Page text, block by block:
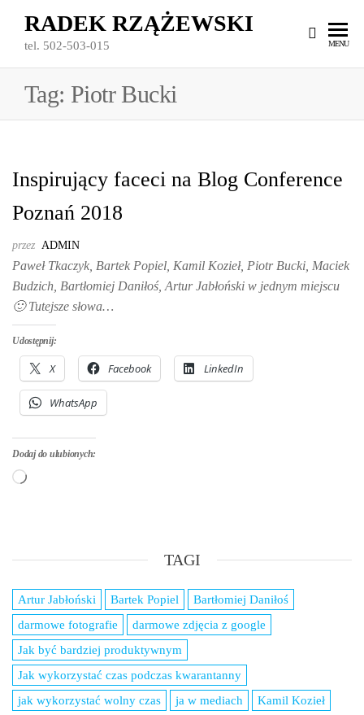
treści
RADEK RZĄŻEWSKI
tel. 502-503-015 MENU
Tag: Piotr Bucki
Inspirujący faceci na Blog Conference
Poznań 2018
przez ADMIN
Paweł Tkaczyk, Bartek Popiel, Kamil Kozieł, Piotr Bucki, Maciek
Budzich, Bartłomiej Daniłoś, Artur Jabłoński w jednym miejscu
🙂 Tutejsze słowa…
Udostępnij:
X Facebook LinkedIn
WhatsApp
Dodaj do ulubionych:
Wczytywanie…
TAGI
Artur Jabłoński Bartek Popiel
Bartłomiej Daniłoś
darmowe fotografie
darmowe zdjęcia z google
Jak być bardziej produktywnym
Jak wykorzystać czas podczas kwarantanny
jak wykorzystać wolny czas
ja w mediach
Kamil Kozieł